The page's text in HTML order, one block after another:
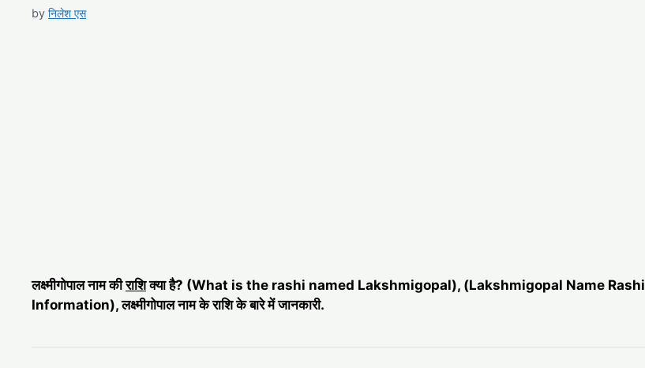
by निलेश एस
लक्ष्मीगोपाल नाम कीराशिक्या है? (What is the rashi named Lakshmigopal), (Lakshmigopal Name Rashi
Information), लक्ष्मीगोपाल नाम के राशि के बारे में जानकारी.